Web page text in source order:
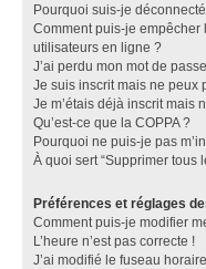
Pourquoi suis-je
Comment puis-je empêcher
utilisateurs en ligne ?
J’ai perdu mon mot de
Je suis inscrit mais ne peux
Je m’étais déjà inscrit mais
Qu’est-ce que la COPPA ?
Pourquoi ne puis-je pas
À quoi sert “Supprimer tous
Préférences et réglages
Comment puis-je modifier
L’heure n’est pas correcte !
J’ai modifié le fuseau